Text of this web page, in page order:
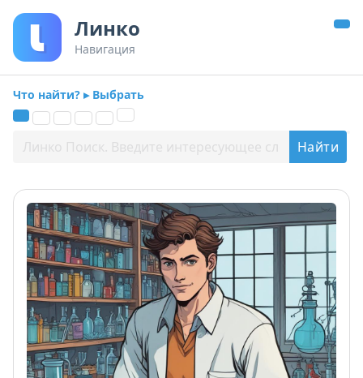
Линко
Навигация
Что найти? ▸ Выбрать